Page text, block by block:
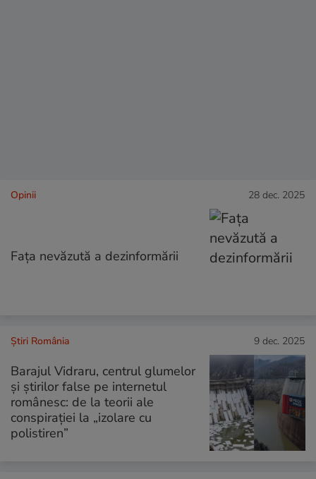
Opinii 28 dec. 2025
Fața nevăzută a dezinformării
Știri România 9 dec. 2025
Barajul Vidraru, centrul glumelor
și știrilor false pe internetul
românesc: de la teorii ale
conspirației la „izolare cu
polistiren”